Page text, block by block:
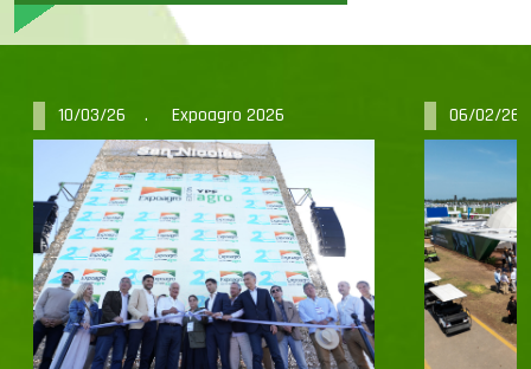
10/03/26 . Expoagro 2026 06/02/